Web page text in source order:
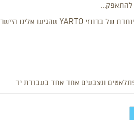
להתאפק…
קבלו את קולקציית הקפסולה המיוחדת של ברווזי YARTO שהגיעו אלינו היישר
ונצבעים אחד אחד בעבודת יד